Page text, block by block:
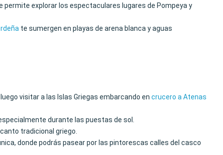
permite explorar los espectaculares lugares de Pompeya y
te sumergen en playas de arena blanca y aguas
visitar a las Islas Griegas embarcando en crucero a Atenas
durante las puestas de sol.
tradicional griego.
donde podrás pasear por las pintorescas calles del casco